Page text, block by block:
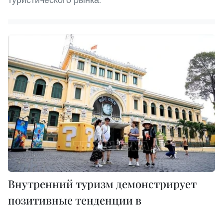
Внутренний туризм демонстрирует
позитивные тенденции в